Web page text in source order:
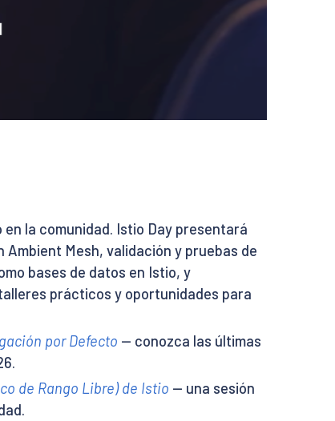
la comunidad. Istio Day presentará
Mesh, validación y pruebas de
bases de datos en Istio, y
prácticos y oportunidades para
por Defecto — conozca las últimas
de Rango Libre) de Istio — una sesión